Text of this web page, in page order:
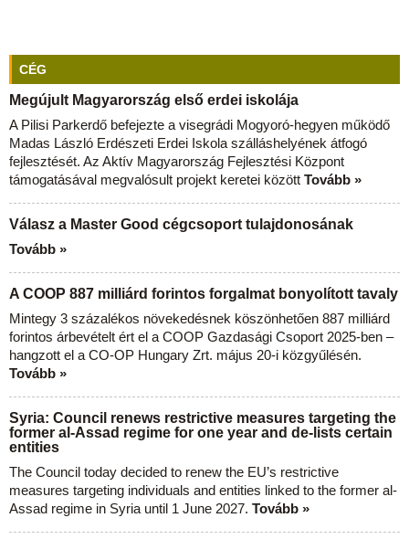
CÉG
Megújult Magyarország első erdei iskolája
A Pilisi Parkerdő befejezte a visegrádi Mogyoró-hegyen működő
Madas László Erdészeti Erdei Iskola szálláshelyének átfogó
fejlesztését. Az Aktív Magyarország Fejlesztési Központ
támogatásával megvalósult projekt keretei között Tovább »
Válasz a Master Good cégcsoport tulajdonosának
Tovább »
A COOP 887 milliárd forintos forgalmat bonyolított tavaly
Mintegy 3 százalékos növekedésnek köszönhetően 887 milliárd
forintos árbevételt ért el a COOP Gazdasági Csoport 2025-ben –
hangzott el a CO-OP Hungary Zrt. május 20-i közgyűlésén.
Tovább »
Syria: Council renews restrictive measures targeting the
former al-Assad regime for one year and de-lists certain
entities
The Council today decided to renew the EU’s restrictive
measures targeting individuals and entities linked to the former al-
Assad regime in Syria until 1 June 2027. Tovább »